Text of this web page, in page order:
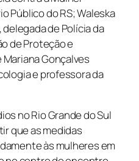
Público do RS; Waleska
de Polícia da
de Proteção e
Gonçalves
e professora da
no Rio Grande do Sul
que as medidas
às mulheres em